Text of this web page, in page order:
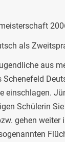
als
aus
Schenefeld
einschlagen.
Schülerin
gehen weiter